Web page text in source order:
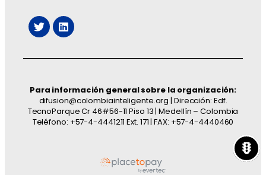
Para información general sobre la organización:
difusion@colombiainteligente.org | Dirección: Edf.
TecnoParque Cr 46#56-11 Piso 13 | Medellín – Colombia
Teléfono: +57-4-4441211 Ext. 171 | FAX: +57-4-4440460